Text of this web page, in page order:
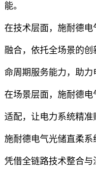
能。
在技术层面，施耐德
融合，依托全场景的
命周期服务能力，助力
在场景层面，施耐德
适配，让电力系统精准
施耐德电气光储直柔系
凭借全链路技术整合